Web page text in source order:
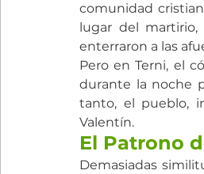
comunidad
lugar del
enterraron a las
Pero en Terni, el
durante la noche
tanto, el pueblo,
Valentín.
El Patrono
Demasiadas